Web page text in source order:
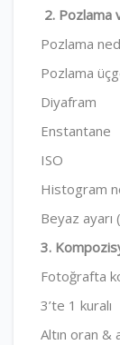
2. Pozlama
Pozlama
Pozlama
Diyafram
Enstantane
ISO
Histogram
Beyaz ayarı
3.
Fotoğrafta
3’te 1 kuralı
Altın oran &